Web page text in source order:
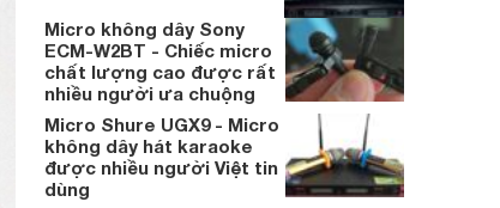
Micro không dây Sony
ECM-W2BT - Chiếc micro
chất lượng cao được rất
nhiều người ưa chuộng
Micro Shure UGX9 - Micro
không dây hát karaoke
được nhiều người Việt tin
dùng